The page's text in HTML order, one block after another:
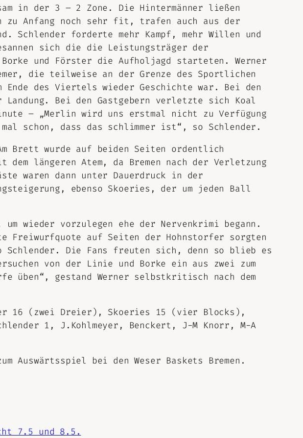
in der 3 – 2 Zone. Die Hintermänner ließen
zu Anfang noch sehr fit, trafen auch aus der
Schlender forderte mehr Kampf, mehr Willen und
sich die die Leistungsträger der
und Förster die Aufholjagd starteten. Werner
die teilweise an der Grenze des Sportlichen
des Viertels wieder Geschichte war. Bei den
Bei den Gastgebern verletzte sich Koal
– „Merlin wird uns erstmal nicht zu Verfügung
schon, dass das schlimmer ist“, so Schlender.
Brett wurde auf beiden Seiten ordentlich
dem längeren Atem, da Bremen nach der Verletzung
waren dann unter Dauerdruck in der
ebenso Skoeries, der um jeden Ball
wieder vorzulegen ehe der Nervenkrimi begann.
Freiwurfquote auf Seiten der Hohnstorfer sorgten
Die Fans freuten sich, denn so blieb es
von der Linie und Borke ein aus zwei zum
üben“, gestand Werner selbstkritisch nach dem
16 (zwei Dreier), Skoeries 15 (vier Blocks),
1, J.Kohlmeyer, Benckert, J-M Knorr, M-A
Auswärtsspiel bei den Weser Baskets Bremen.
7.5 und 8.5.